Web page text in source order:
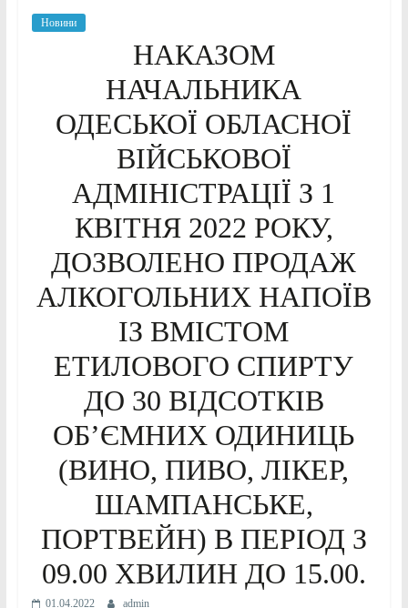
Новини
НАКАЗОМ
НАЧАЛЬНИКА
ОДЕСЬКОЇ ОБЛАСНОЇ
ВІЙСЬКОВОЇ
АДМІНІСТРАЦІЇ З 1
КВІТНЯ 2022 РОКУ,
ДОЗВОЛЕНО ПРОДАЖ
АЛКОГОЛЬНИХ НАПОЇВ
ІЗ ВМІСТОМ
ЕТИЛОВОГО СПИРТУ
ДО 30 ВІДСОТКІВ
ОБ’ЄМНИХ ОДИНИЦЬ
(ВИНО, ПИВО, ЛІКЕР,
ШАМПАНСЬКЕ,
ПОРТВЕЙН) В ПЕРІОД З
09.00 ХВИЛИН ДО 15.00.
01.04.2022 admin